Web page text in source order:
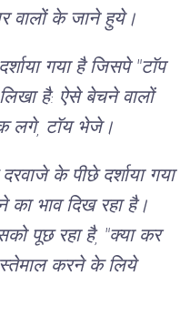
वालों के जाने हुये।
गया है जिसपे "टॉप
है: ऐसे बेचने वालों
लगे, टॉय भेजे।
के पीछे दर्शाया गया
भाव दिख रहा है।
पूछ रहा है, "क्या कर
करने के लिये